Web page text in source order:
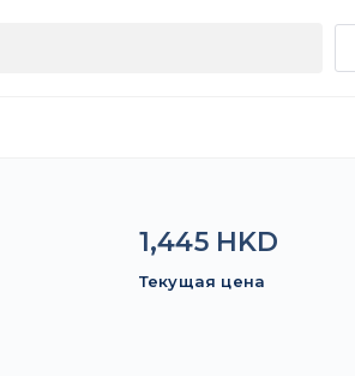
1,445 HKD
Текущая цена